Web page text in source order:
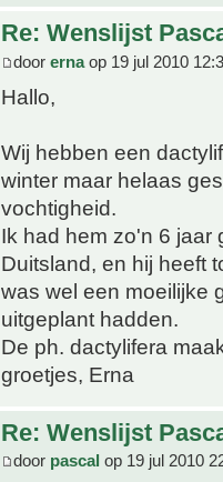
Re: Wenslijst
door ernaop 19 jul 2010
Hallo,
Wij hebben een
winter maar helaas
vochtigheid.
Ik had hem zo'n 6 jaar
Duitsland, en hij heeft
was wel een moeilijke
uitgeplant hadden.
De ph. dactylifera
groetjes, Erna
Re: Wenslijst
door pascal op 19 jul 2010